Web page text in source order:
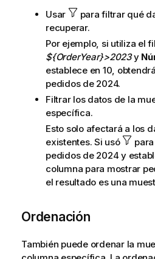
s
a
Usar
para filtrar qué
recuperar.
Por ejemplo, si utiliza el
${OrderYear}>2023y
establece en 10,
pedidos de 2024.
Filtrar los datos de la
específica.
Esto solo afectará a los
existentes. Si usó
pedidos de 2024 y
columna para mostrar
el resultado es una
Ordenación
También puede ordenar la